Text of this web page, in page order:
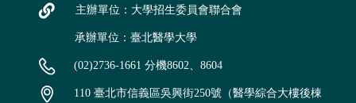
主辦單位：大學招生委員會聯合會
承辦單位：臺北醫學大學
(02)2736-1661 分機8602、8604
110 臺北市信義區吳興街250號（醫學綜合大樓後棟